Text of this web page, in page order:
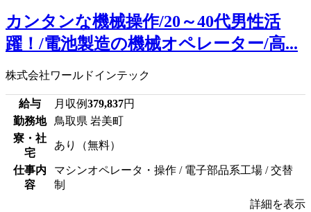
カンタンな機械操作/20～40代男性活
躍！/電池製造の機械オペレーター/高...
株式会社ワールドインテック
給与 月収例379,837円
勤務地
鳥取県 岩美町
寮・社
宅
あり（無料）
仕事内
容
マシンオペレータ・操作 / 電子部品系工場 / 交替
制
詳細を表示